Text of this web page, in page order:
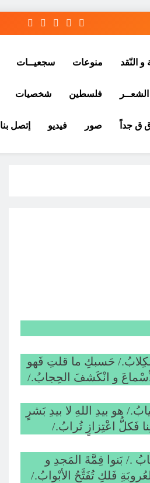
النّقد منوعات سجعيــات
الشعــر فلسطين شخصيات
ق جداً صور فيديو إتصل بنا
الكِلابُ./ حَسبكِ ما قلتِ فَهو
و انْكَشفَ الحِجابُ./
هو بيدِ اللهِ لا بيدِ بَشرٍ
فَكلُّ اعْتِزازٍ تُرابُ./
./ بَنوا قِمَّةَ المَجدِ و
فَلكِ تُفَتَّحُ الأبْوابُ./